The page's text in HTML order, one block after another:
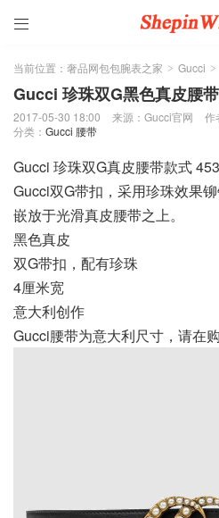

当前位置： 奢品网包包腕表之家 > Gucci >
Gucci 珍珠双G黑色真皮腰
2017-05-30 18:00 来源：Gucci官网 作
分类： Gucci 腰带
Gucci 珍珠双G真皮腰带款式
Gucci双G带扣，采用珍珠效果铆
嵌放于光滑真皮腰带之上。
黑色真皮
双G带扣，配有珍珠
4厘米宽
意大利创作
Gucci腰带为意大利尺寸，请在